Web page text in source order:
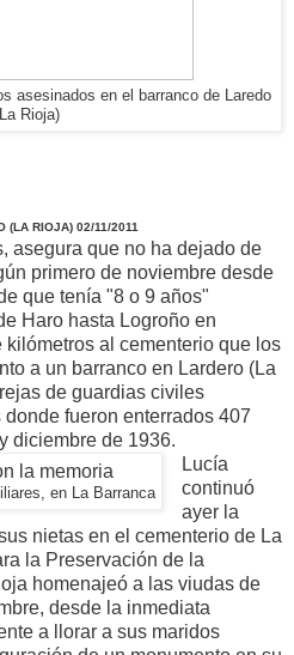
asesinados en el barranco de Laredo
Rioja)
(LA RIOJA) 02/11/2011
asegura que no ha dejado de
primero de noviembre desde
que tenía "8 o 9 años"
Haro hasta Logroño en
al cementerio que los
a un barranco en Lardero (La
de guardias civiles
fueron enterrados 407
diciembre de 1936.
en La Barranca
Lucía
continuó
ayer la
nietas en el cementerio de La
la Preservación de la
homenajeó a las viudas de
desde la inmediata
a llorar a sus maridos